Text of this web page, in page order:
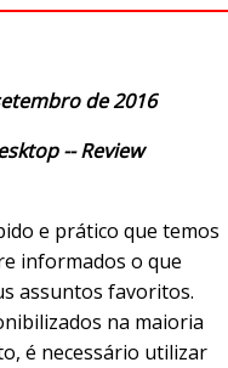
de 2016
-- Review
e prático que temos
informados o que
assuntos favoritos.
na maioria
é necessário utilizar